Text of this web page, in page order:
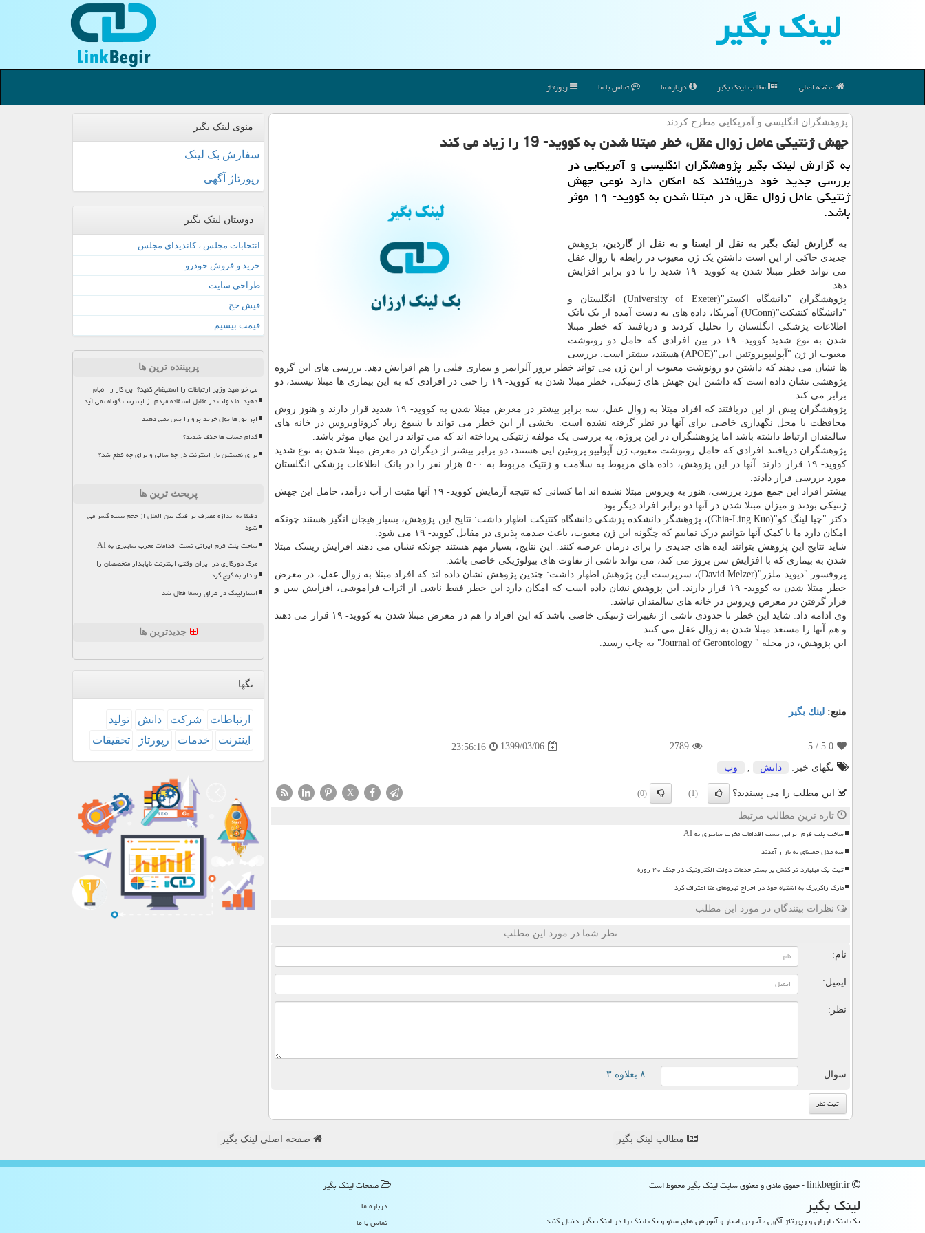
لینك بگیر
صفحه اصلی مطالب لینك بگیر درباره ما تماس با ما رپورتاژ
پژوهشگران انگلیسی و آمریكایی مطرح كردند
جهش ژنتیكی عامل زوال عقل، خطر مبتلا شدن به كووید- 19 را زیاد می كند
به گزارش لینك بگیر پژوهشگران انگلیسی و آمریكایی در
بررسی جدید خود دریافتند كه امكان دارد نوعی جهش
ژنتیكی عامل زوال عقل، در مبتلا شدن به كووید- ۱۹ موثر
باشد.
به گزارش لینک بگیر به نقل از ایسنا و به نقل از گاردین، پژوهش
جدیدی حاکی از این است داشتن یک ژن معیوب در رابطه با زوال عقل
می تواند خطر مبتلا شدن به کووید- ۱۹ شدید را تا دو برابر افزایش
دهد.
پژوهشگران "دانشگاه اکستر"(University of Exeter) انگلستان و
"دانشگاه کنتیکت"(UConn) آمریکا، داده های به دست آمده از یک بانک
اطلاعات پزشکی انگلستان را تحلیل کردند و دریافتند که خطر مبتلا
شدن به نوع شدید کووید- ۱۹ در بین افرادی که حامل دو رونوشت
معیوب از ژن "آپولیپوپروتئین ایی"(APOE) هستند، بیشتر است. بررسی
ها نشان می دهند که داشتن دو رونوشت معیوب از این ژن می تواند خطر بروز آلزایمر و بیماری قلبی را هم افزایش دهد. بررسی های این گروه
پژوهشی نشان داده است که داشتن این جهش های ژنتیکی، خطر مبتلا شدن به کووید- ۱۹ را حتی در افرادی که به این بیماری ها مبتلا نیستند، دو
برابر می کند.
پژوهشگران پیش از این دریافتند که افراد مبتلا به زوال عقل، سه برابر بیشتر در معرض مبتلا شدن به کووید- ۱۹ شدید قرار دارند و هنوز روش
محافظت یا محل نگهداری خاصی برای آنها در نظر گرفته نشده است. بخشی از این خطر می تواند با شیوع زیاد کروناویروس در خانه های
سالمندان ارتباط داشته باشد اما پژوهشگران در این پروژه، به بررسی یک مولفه ژنتیکی پرداخته اند که می تواند در این میان موثر باشد.
پژوهشگران دریافتند افرادی که حامل رونوشت معیوب ژن آپولیپو پروتئین ایی هستند، دو برابر بیشتر از دیگران در معرض مبتلا شدن به نوع شدید
کووید- ۱۹ قرار دارند. آنها در این پژوهش، داده های مربوط به سلامت و ژنتیک مربوط به ۵۰۰ هزار نفر را در بانک اطلاعات پزشکی انگلستان
مورد بررسی قرار دادند.
بیشتر افراد این جمع مورد بررسی، هنوز به ویروس مبتلا نشده اند اما کسانی که نتیجه آزمایش کووید- ۱۹ آنها مثبت از آب درآمد، حامل این جهش
ژنتیکی بودند و میزان مبتلا شدن در آنها دو برابر افراد دیگر بود.
دکتر "چیا لینگ کو"(Chia-Ling Kuo)، پژوهشگر دانشکده پزشکی دانشگاه کنتیکت اظهار داشت: نتایج این پژوهش، بسیار هیجان انگیز هستند چونکه
امکان دارد ما با کمک آنها بتوانیم درک نماییم که چگونه این ژن معیوب، باعث صدمه پذیری در مقابل کووید- ۱۹ می شود.
شاید نتایج این پژوهش بتوانند ایده های جدیدی را برای درمان عرضه کنند. این نتایج، بسیار مهم هستند چونکه نشان می دهند افزایش ریسک مبتلا
شدن به بیماری که با افزایش سن بروز می کند، می تواند ناشی از تفاوت های بیولوژیکی خاصی باشد.
پروفسور "دیوید ملزر"(David Melzer)، سرپرست این پژوهش اظهار داشت: چندین پژوهش نشان داده اند که افراد مبتلا به زوال عقل، در معرض
خطر مبتلا شدن به کووید- ۱۹ قرار دارند. این پژوهش نشان داده است که امکان دارد این خطر فقط ناشی از اثرات فراموشی، افزایش سن و
قرار گرفتن در معرض ویروس در خانه های سالمندان نباشد.
وی ادامه داد: شاید این خطر تا حدودی ناشی از تغییرات ژنتیکی خاصی باشد که این افراد را هم در معرض مبتلا شدن به کووید- ۱۹ قرار می دهند
و هم آنها را مستعد مبتلا شدن به زوال عقل می کنند.
این پژوهش، در مجله " Journal of Gerontology" به چاپ رسید.
منبع: لینك بگیر
5.0
/ 5
2789
1399/03/06
23:56:16
تگهای خبر:
دانش وب
این مطلب را می پسندید؟ (1)
(0)
X
تازه ترین مطالب مرتبط
ساخت پلت فرم ایرانی تست اقدامات مخرب سایبری به AI
سه مدل جمینای به بازار آمدند
ثبت یک میلیارد تراکنش بر بستر خدمات دولت الکترونیک در جنگ ۴۰ روزه
مارک زاکربرگ به اشتباه خود در اخراج نیروهای متا اعتراف کرد
نظرات بینندگان در مورد این مطلب
نظر شما در مورد این مطلب
نام:
ایمیل:
نظر:
سوال: = ۸ بعلاوه ۳
منوی لینک بگیر
سفارش بک لینک
رپورتاژ آگهی
دوستان لینک بگیر
انتخابات مجلس ، کاندیدای مجلس
خرید و فروش خودرو
طراحی سایت
فیش حج
قیمت بیسیم
پربیننده ترین ها
می خواهید وزیر ارتباطات را استیضاح کنید؟ این کار را انجام
دهید اما دولت در مقابل استفاده مردم از اینترنت کوتاه نمی آید
اپراتورها پول خرید پرو را پس نمی دهند
کدام حساب ها حذف شدند؟
برای نخستین بار اینترنت در چه سالی و برای چه قطع شد؟
پربحث ترین ها
دقیقا به اندازه مصرف ترافیک بین الملل از حجم بسته کسر می
شود
ساخت پلت فرم ایرانی تست اقدامات مخرب سایبری به AI
مرگ دورکاری در ایران وقتی اینترنت ناپایدار متخصصان را
وادار به کوچ کرد
استارلینک در عراق رسما فعال شد
جدیدترین ها
تگها
ارتباطات شركت دانش
تولید
اینترنت
خدمات رپورتاژ تحقیقات
مطالب لینک بگیر صفحه اصلی لینک بگیر
لینك بگیر
بک لینک ارزان و رپورتاژ آگهی ، آخرین اخبار و آموزش های سئو و بک لینک را در لینک بگیر دنبال کنید
صفحات لینك بگیر
درباره ما
تماس با ما